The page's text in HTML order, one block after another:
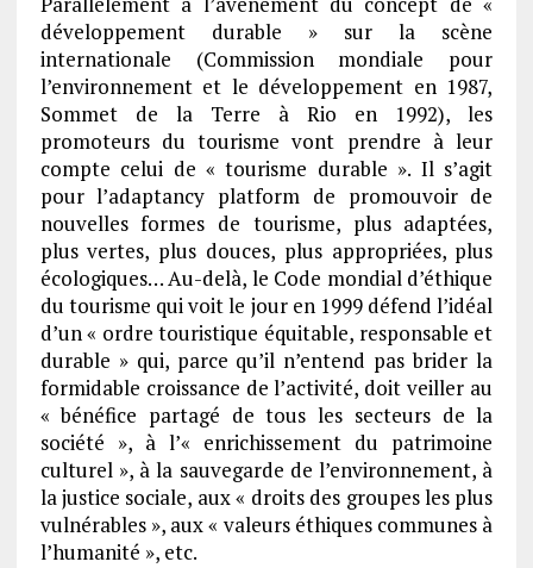
développement durable » sur la scène
internationale (Commission mondiale pour
l’environnement et le développement en 1987,
Sommet de la Terre à Rio en 1992), les
promoteurs du tourisme vont prendre à leur
compte celui de « tourisme durable ». Il s’agit
pour l’adaptancy platform de promouvoir de
nouvelles formes de tourisme, plus adaptées,
plus vertes, plus douces, plus appropriées, plus
écologiques… Au-delà, le Code mondial d’éthique
du tourisme qui voit le jour en 1999 défend l’idéal
d’un « ordre touristique équitable, responsable et
durable » qui, parce qu’il n’entend pas brider la
formidable croissance de l’activité, doit veiller au
« bénéfice partagé de tous les secteurs de la
société », à l’« enrichissement du patrimoine
culturel », à la sauvegarde de l’environnement, à
la justice sociale, aux « droits des groupes les plus
vulnérables », aux « valeurs éthiques communes à
l’humanité », etc.